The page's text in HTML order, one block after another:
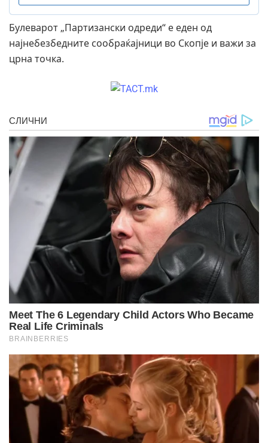
Булеварот „Партизански одреди“ е еден од
најнебезбедните сообраќајници во Скопје и важи за
црна точка.